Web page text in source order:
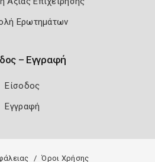
Ερωτημάτων
– Εγγραφή
Είσοδος
Εγγραφή
Όροι Χρήσης